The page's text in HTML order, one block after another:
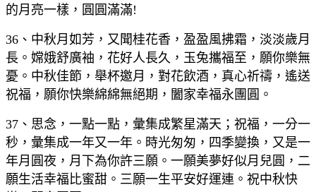
的月亮一樣，圓圓滿滿!
36、中秋月如芳，又聞桂花香，盈盈風拂霜，淡淡歲月
長。嫦娥舒廣袖，花好人長久，玉兔攜福至，願你樂無
憂。中秋佳節，舉杯邀月，對花飲酒，真心祈禱，遙送
祝福，願你快樂綿綿無絕期，闔家幸福永團圓。
37、思念，一點一點，彙集成繁星滿天；祝福，一分一
秒，彙集成一年又一年。時光匆匆，四季變換，又是一
年月圓夜，月下為你許三願。一願美夢好似月兒圓，二
願生活幸福比蜜甜。三願一生平安好運連。祝中秋快